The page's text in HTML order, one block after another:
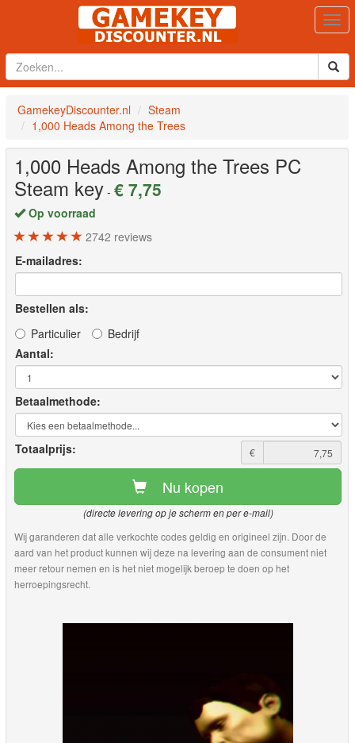
GamekeyDiscounter.nl
Steam
1,000 Heads Among the Trees
1,000 Heads Among the Trees PC
Steam key - € 7,75
Op voorraad
2742 reviews
E-mailadres:
Bestellen als:
Particulier
Bedrijf
Aantal:
Betaalmethode:
Totaalprijs: €
Nu kopen
(directe levering op je scherm en per e-mail)
Wij garanderen dat alle verkochte codes geldig en origineel zijn. Door de
aard van het product kunnen wij deze na levering aan de consument niet
meer retour nemen en is het niet mogelijk beroep te doen op het
herroepingsrecht.